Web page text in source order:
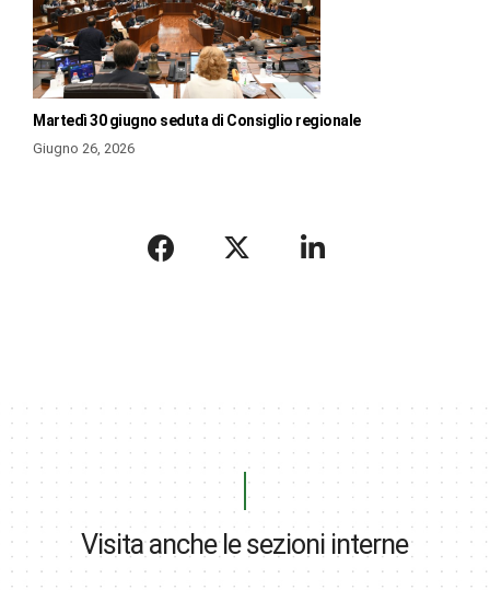
Martedì 30 giugno seduta di Consiglio regionale
Giugno 26, 2026
Visita anche le sezioni interne